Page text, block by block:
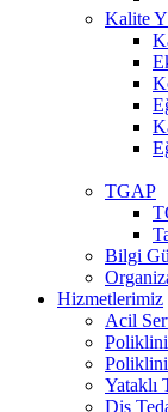
Kalite
TGAP
Bilgi
Hizmetlerimiz
Acil
Yataklı
Diş